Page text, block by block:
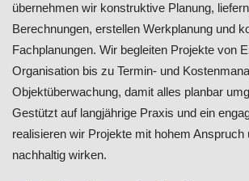
übernehmen wir konstruktive Planung,
Berechnungen, erstellen Werkplanung und
Fachplanungen. Wir begleiten Projekte von
Organisation bis zu Termin- und
Objektüberwachung, damit alles planbar
Gestützt auf langjährige Praxis und ein
realisieren wir Projekte mit hohem Anspruch
nachhaltig wirken.